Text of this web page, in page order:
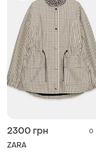
2300 грн 0
ZARA